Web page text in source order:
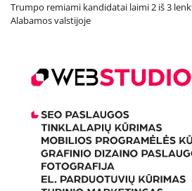
Trumpo remiami kandidatai laimi 2 iš 3
Alabamos valstijoje